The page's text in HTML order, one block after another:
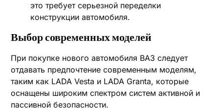
это требует серьезной переделки
конструкции автомобиля.
Выбор современных моделей
При покупке нового автомобиля ВАЗ следует
отдавать предпочтение современным моделям,
таким как LADA Vesta и LADA Granta, которые
оснащены широким спектром систем активной и
пассивной безопасности.